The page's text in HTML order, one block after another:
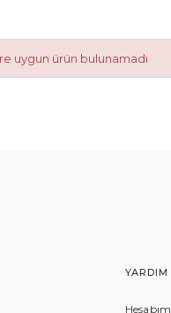
uygun ürün bulunamadı
YARDIM
Hesabım